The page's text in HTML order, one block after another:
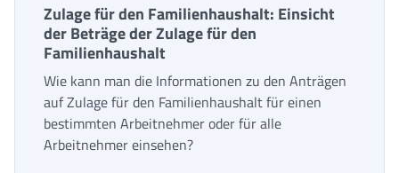
Zulage für den Familienhaushalt: Einsicht
der Beträge der Zulage für den
Familienhaushalt
Wie kann man die Informationen zu den Anträgen
auf Zulage für den Familienhaushalt für einen
bestimmten Arbeitnehmer oder für alle
Arbeitnehmer einsehen?